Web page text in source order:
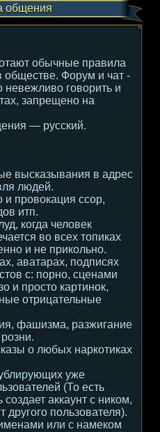
общения
обычные правила
обществе. Форум и чат -
невежливо говорить и
запрещено на
— русский.
высказывания в адрес
людей.
и провокация ссор,
итп.
когда человек
во всех топиках
и не прикольно.
аватарах, подписях
с: порно, сценами
и просто картинок,
отрицательные
фашизма, разжигание
о любых наркотиках
уже
(То есть
создает аккаунт с ником,
другого пользователя).
или с намеком